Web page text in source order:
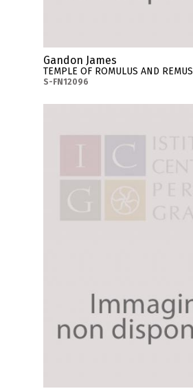
Gandon James
TEMPLE OF ROMULUS AND REMUS
S-FN12096